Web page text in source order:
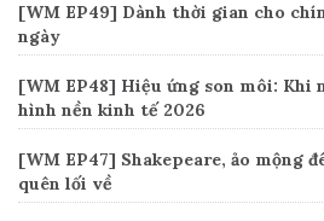
[WM EP49] Dành thời gian cho
ngày
[WM EP48] Hiệu ứng son môi: Khi
hình nền kinh tế 2026
[WM EP47] Shakepeare, ảo mộng
quên lối về